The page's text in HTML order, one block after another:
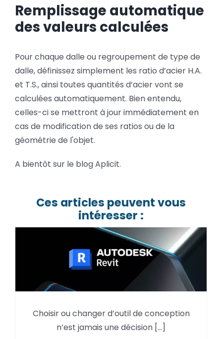
Remplissage automatique
des valeurs calculées
Pour chaque dalle ou regroupement de type de
dalle, définissez simplement les ratio d’acier H.A.
et T.S., ainsi toutes quantités d’acier vont se
calculées automatiquement. Bien entendu,
celles-ci se mettront à jour immédiatement en
cas de modification de ses ratios ou de la
géométrie de l'objet.
A bientôt sur le blog Aplicit.
Ces articles peuvent vous
intéresser :
Pourquoi utiliser Autodesk Revit
en 2026 ?
Choisir ou changer d’outil de conception
n’est jamais une décision [...]